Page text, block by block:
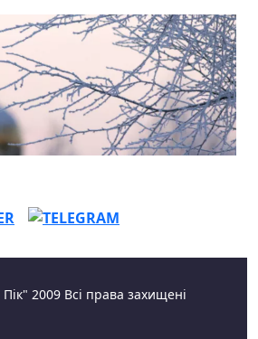
2009 Всі права захищені